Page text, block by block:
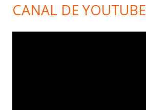
CANAL DE YOUTUBE